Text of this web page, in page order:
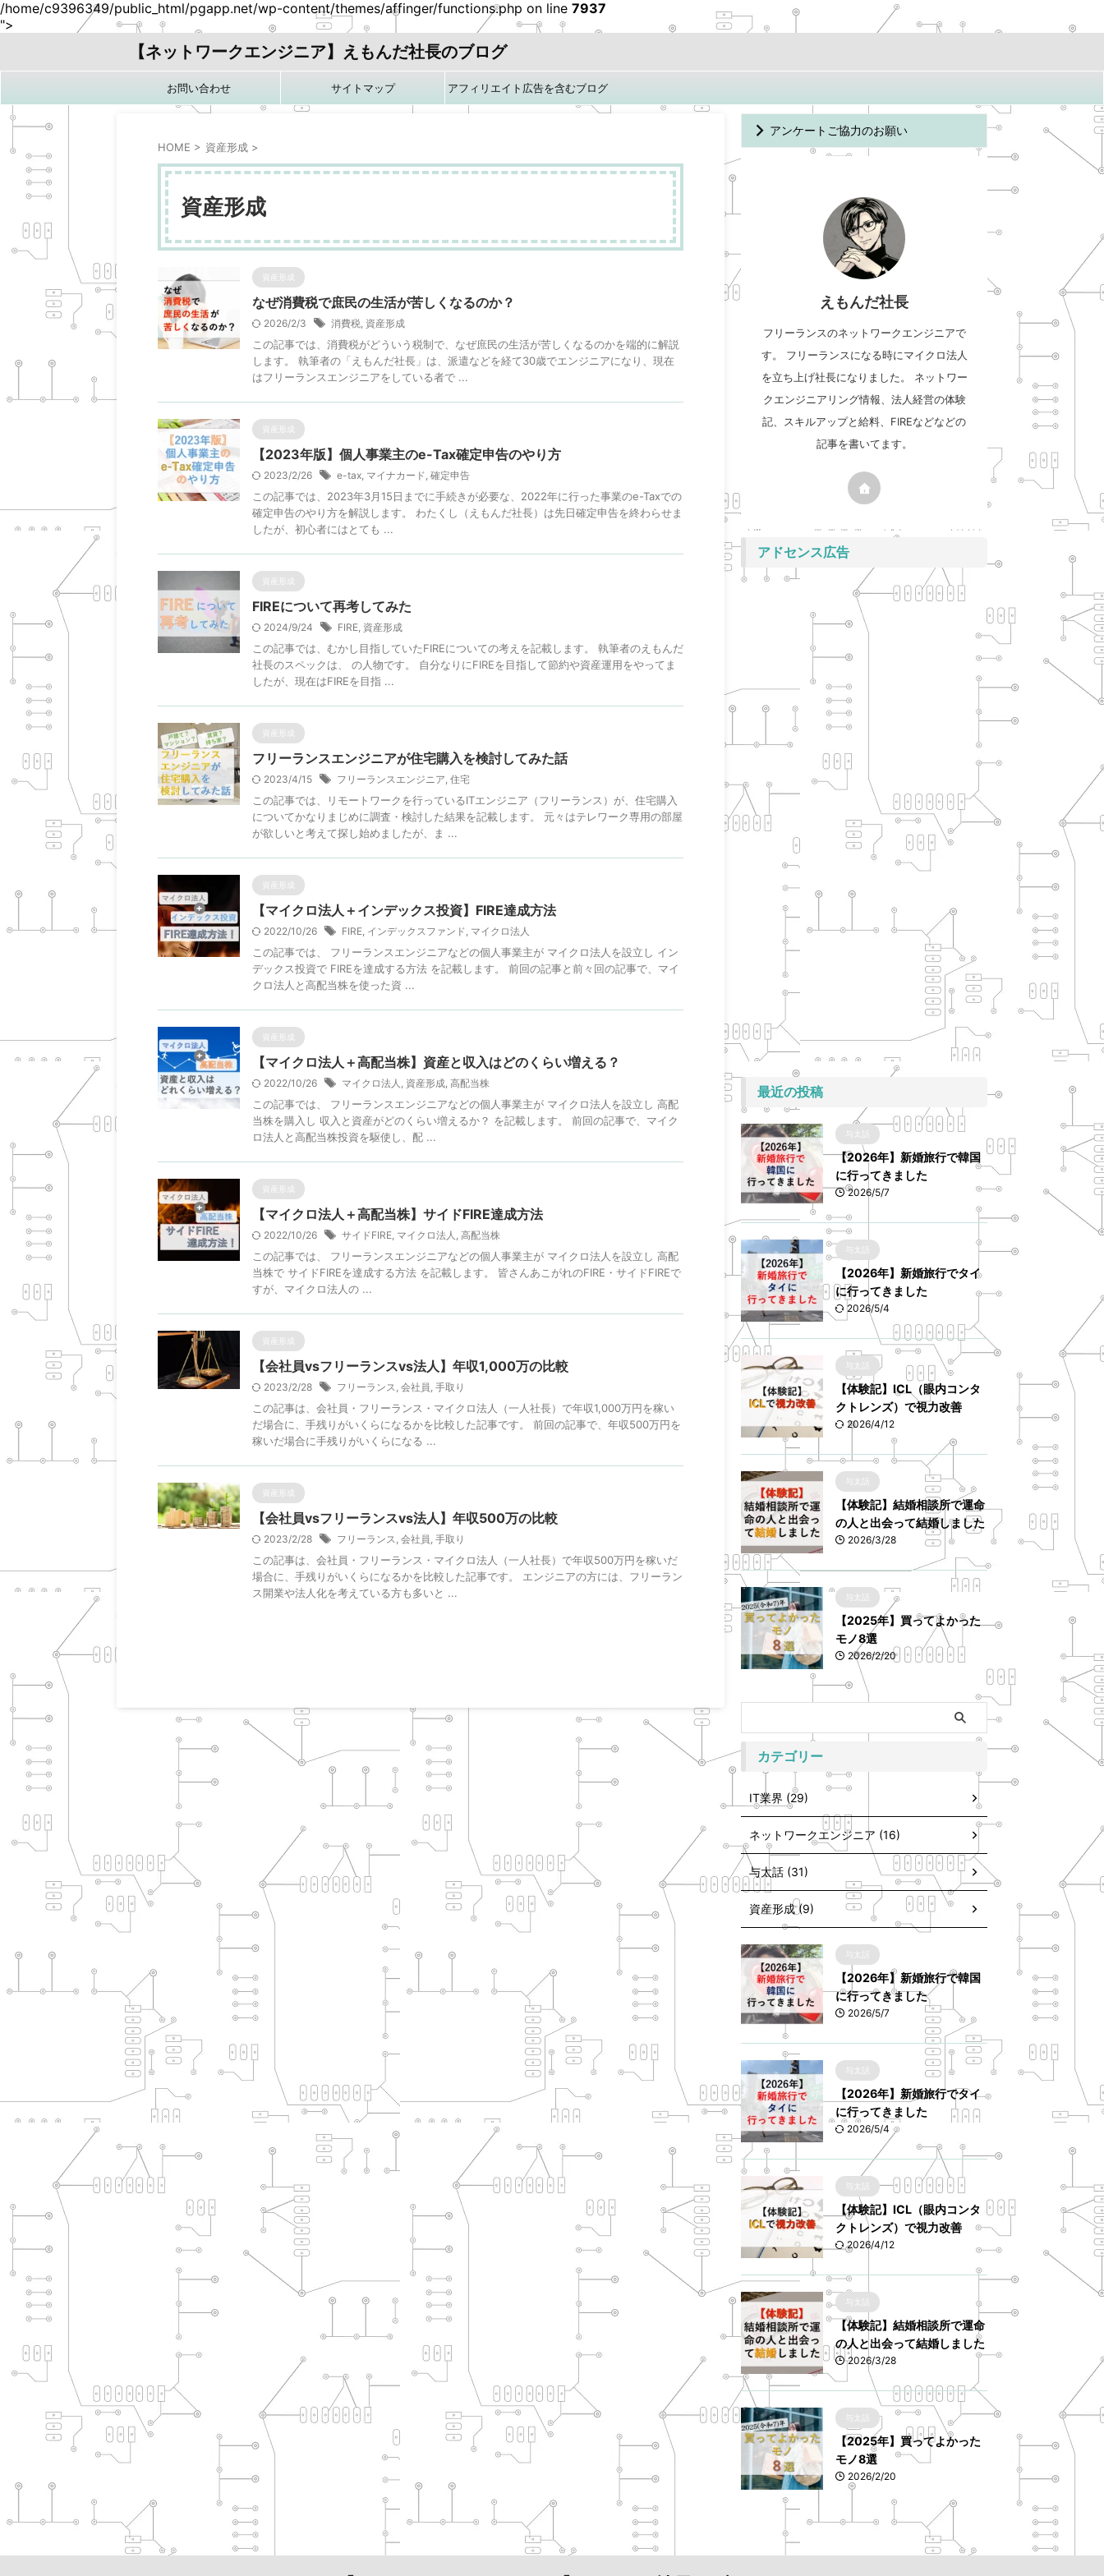
/home/c9396349/public_html/pgapp.net/wp-content/themes/affinger/functions.php on line 7937
">
【ネットワークエンジニア】えもんだ社長のブログ
お問い合わせ サイトマップ アフィリエイト広告を含むブログ
HOME > 資産形成 >
資産形成
資産形成
なぜ消費税で庶民の生活が苦しくなるのか？
2026/2/3 消費税, 資産形成
この記事では、消費税がどういう税制で、なぜ庶民の生活が苦しくなるのかを端的に解説
します。 執筆者の「えもんだ社長」は、派遣などを経て30歳でエンジニアになり、現在
はフリーランスエンジニアをしている者で ...
資産形成
【2023年版】個人事業主のe-Tax確定申告のやり方
2023/2/26 e-tax, マイナカード, 確定申告
この記事では、2023年3月15日までに手続きが必要な、2022年に行った事業のe-Taxでの
確定申告のやり方を解説します。 わたくし（えもんだ社長）は先日確定申告を終わらせま
したが、初心者にはとても ...
資産形成
FIREについて再考してみた
2024/9/24 FIRE, 資産形成
この記事では、むかし目指していたFIREについての考えを記載します。 執筆者のえもんだ
社長のスペックは、 の人物です。 自分なりにFIREを目指して節約や資産運用をやってま
したが、現在はFIREを目指 ...
資産形成
フリーランスエンジニアが住宅購入を検討してみた話
2023/4/15 フリーランスエンジニア, 住宅
この記事では、リモートワークを行っているITエンジニア（フリーランス）が、住宅購入
についてかなりまじめに調査・検討した結果を記載します。 元々はテレワーク専用の部屋
が欲しいと考えて探し始めましたが、ま ...
資産形成
【マイクロ法人＋インデックス投資】FIRE達成方法
2022/10/26 FIRE, インデックスファンド, マイクロ法人
この記事では、 フリーランスエンジニアなどの個人事業主が マイクロ法人を設立し イン
デックス投資で FIREを達成する方法 を記載します。 前回の記事と前々回の記事で、マイ
クロ法人と高配当株を使った資 ...
資産形成
【マイクロ法人＋高配当株】資産と収入はどのくらい増える？
2022/10/26 マイクロ法人 , 資産形成, 高配当株
この記事では、 フリーランスエンジニアなどの個人事業主が マイクロ法人を設立し 高配
当株を購入し 収入と資産がどのくらい増えるか？ を記載します。 前回の記事で、マイク
ロ法人と高配当株投資を駆使し、配 ...
資産形成
【マイクロ法人＋高配当株】サイドFIRE達成方法
2022/10/26 サイドFIRE, マイクロ法人 , 高配当株
この記事では、 フリーランスエンジニアなどの個人事業主が マイクロ法人を設立し 高配
当株で サイドFIREを達成する方法 を記載します。 皆さんあこがれのFIRE・サイドFIREで
すが、マイクロ法人の ...
資産形成
【会社員vsフリーランスvs法人】年収1,000万の比較
2023/2/28 フリーランス, 会社員, 手取り
この記事は、会社員・フリーランス・マイクロ法人（一人社長）で年収1,000万円を稼い
だ場合に、手残りがいくらになるかを比較した記事です。 前回の記事で、年収500万円を
稼いだ場合に手残りがいくらになる ...
資産形成
【会社員vsフリーランスvs法人】年収500万の比較
2023/2/28 フリーランス, 会社員, 手取り
この記事は、会社員・フリーランス・マイクロ法人（一人社長）で年収500万円を稼いだ
場合に、手残りがいくらになるかを比較した記事です。 エンジニアの方には、フリーラン
ス開業や法人化を考えている方も多いと ...
アンケートご協力のお願い
えもんだ社長
フリーランスのネットワークエンジニアで
す。 フリーランスになる時にマイクロ法人
を立ち上げ社長になりました。 ネットワー
クエンジニアリング情報、法人経営の体験
記、スキルアップと給料、FIREなどなどの
記事を書いてます。
アドセンス広告
最近の投稿
【2026年】新婚旅行で韓国
に行ってきました
2026/5/7
【2026年】新婚旅行でタイ
に行ってきました
2026/5/4
【体験記】ICL（眼内コンタ
クトレンズ）で視力改善
2026/4/12
【体験記】結婚相談所で運命
の人と出会って結婚しました
2026/3/28
【2025年】買ってよかった
モノ8選
2026/2/20
カテゴリー
IT業界 (29)
ネットワークエンジニア (16)
与太話 (31)
資産形成 (9)
【2026年】新婚旅行で韓国
に行ってきました
2026/5/7
【2026年】新婚旅行でタイ
に行ってきました
2026/5/4
【体験記】ICL（眼内コンタ
クトレンズ）で視力改善
2026/4/12
【体験記】結婚相談所で運命
の人と出会って結婚しました
2026/3/28
【2025年】買ってよかった
モノ8選
2026/2/20